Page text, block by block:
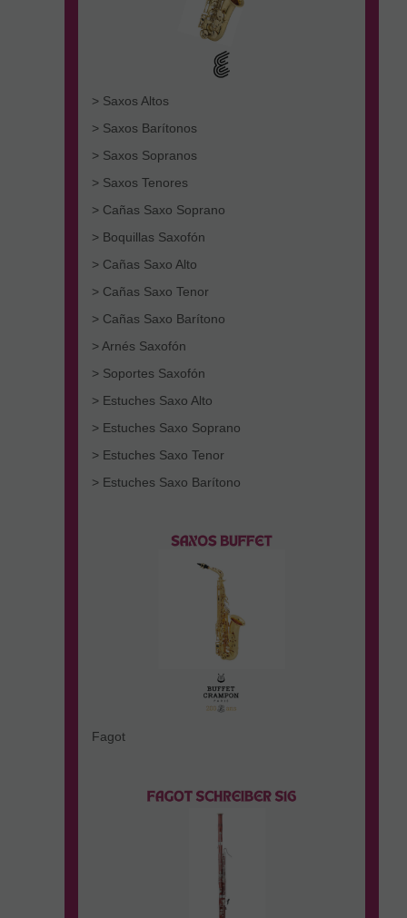
> Saxos Altos
> Saxos Barítonos
> Saxos Sopranos
> Saxos Tenores
> Cañas Saxo Soprano
> Boquillas Saxofón
> Cañas Saxo Alto
> Cañas Saxo Tenor
> Cañas Saxo Barítono
> Arnés Saxofón
> Soportes Saxofón
> Estuches Saxo Alto
> Estuches Saxo Soprano
> Estuches Saxo Tenor
> Estuches Saxo Barítono
Fagot